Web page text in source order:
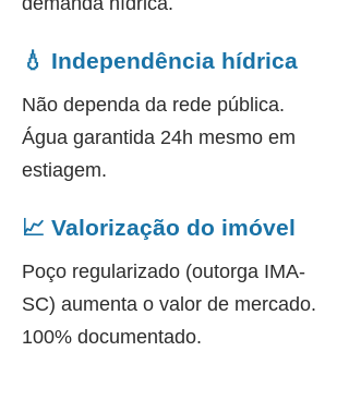
💧 Independência hídrica
Não dependa da rede pública.
Água garantida 24h mesmo em
estiagem.
📈 Valorização do imóvel
Poço regularizado (outorga IMA-
SC) aumenta o valor de mercado.
100% documentado.